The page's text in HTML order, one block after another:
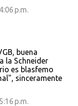
p.m.
buena
la Schneider
es blasfemo
sinceramente
p.m.